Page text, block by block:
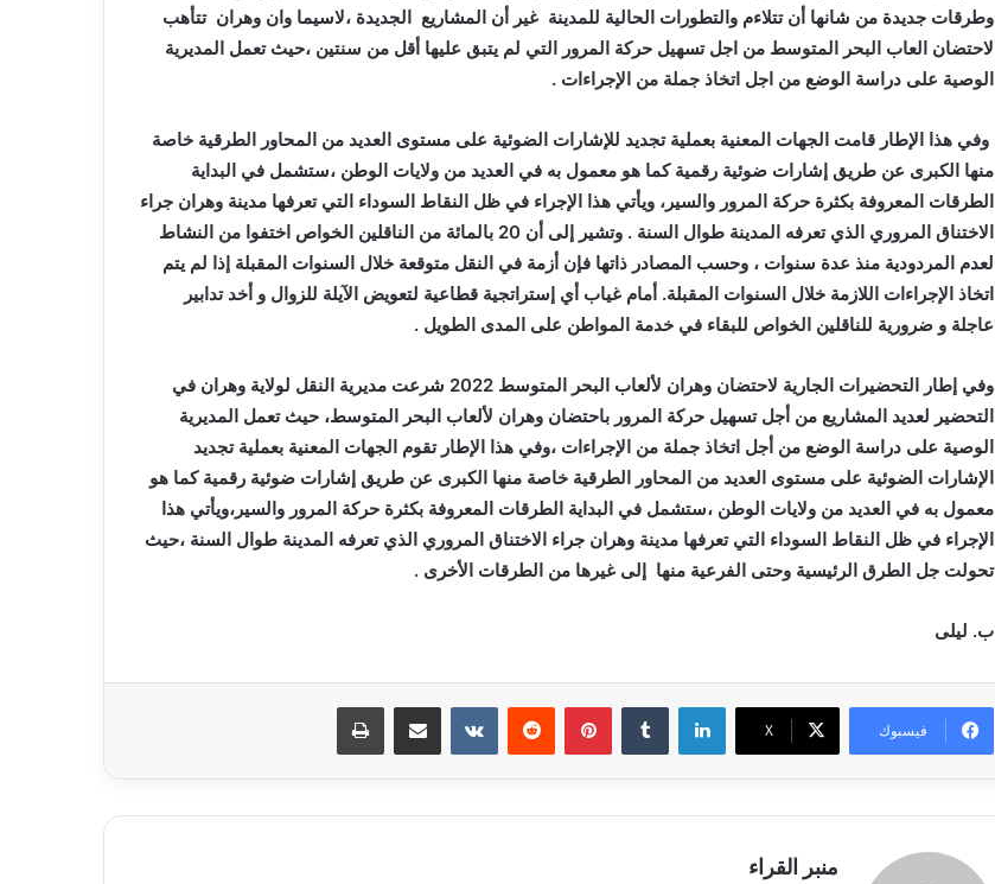
وطرقات جديدة من شانها أن تتلاءم والتطورات الحالية للمدينة غير أن المشاريع الجديدة ،لاسيما وان وهران تتأهب
لاحتضان العاب البحر المتوسط من اجل تسهيل حركة المرور التي لم يتبق عليها أقل من سنتين ،حيث تعمل المديرية
الوصية على دراسة الوضع من اجل اتخاذ جملة من الإجراءات .
وفي هذا الإطار قامت الجهات المعنية بعملية تجديد للإشارات الضوئية على مستوى العديد من المحاور الطرقية خاصة
منها الكبرى عن طريق إشارات ضوئية رقمية كما هو معمول به في العديد من ولايات الوطن ،ستشمل في البداية
الطرقات المعروفة بكثرة حركة المرور والسير، ويأتي هذا الإجراء في ظل النقاط السوداء التي تعرفها مدينة وهران جراء
الاختناق المروري الذي تعرفه المدينة طوال السنة . وتشير إلى أن 20 بالمائة من الناقلين الخواص اختفوا من النشاط
لعدم المردودية منذ عدة سنوات ، وحسب المصادر ذاتها فإن أزمة في النقل متوقعة خلال السنوات المقبلة إذا لم يتم
اتخاذ الإجراءات اللازمة خلال السنوات المقبلة. أمام غياب أي إستراتجية قطاعية لتعويض الآيلة للزوال و أخد تدابير
عاجلة و ضرورية للناقلين الخواص للبقاء في خدمة المواطن على المدى الطويل .
وفي إطار التحضيرات الجارية لاحتضان وهران لألعاب البحر المتوسط 2022 شرعت مديرية النقل لولاية وهران في
التحضير لعديد المشاريع من أجل تسهيل حركة المرور باحتضان وهران لألعاب البحر المتوسط، حيث تعمل المديرية
الوصية على دراسة الوضع من أجل اتخاذ جملة من الإجراءات ،وفي هذا الإطار تقوم الجهات المعنية بعملية تجديد
الإشارات الضوئية على مستوى العديد من المحاور الطرقية خاصة منها الكبرى عن طريق إشارات ضوئية رقمية كما هو
معمول به في العديد من ولايات الوطن ،ستشمل في البداية الطرقات المعروفة بكثرة حركة المرور والسير،ويأتي هذا
الإجراء في ظل النقاط السوداء التي تعرفها مدينة وهران جراء الاختناق المروري الذي تعرفه المدينة طوال السنة ،حيث
تحولت جل الطرق الرئيسية وحتى الفرعية منها إلى غيرها من الطرقات الأخرى .
ب. ليلى
فيسبوك X
لينكدإن بينتيريست مشاركة عبر البريد
منبر القراء